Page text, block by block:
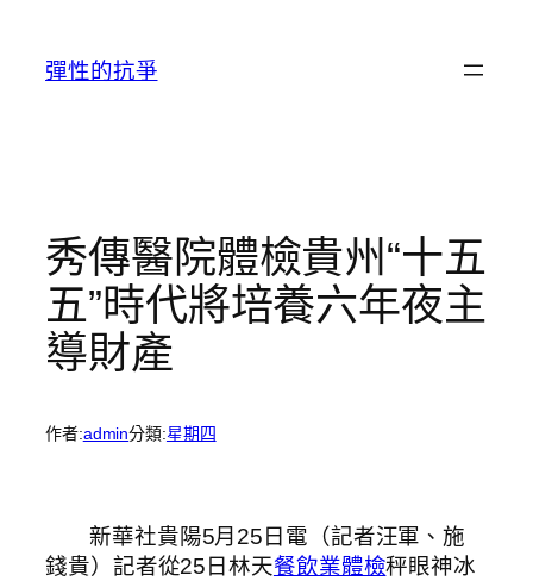
彈性的抗爭
秀傳醫院體檢貴州“十五
五”時代將培養六年夜主
導財產
作者:admin分類:星期四
新華社貴陽5月25日電（記者汪軍、施
錢貴）記者從25日林天餐飲業體檢秤眼神冰